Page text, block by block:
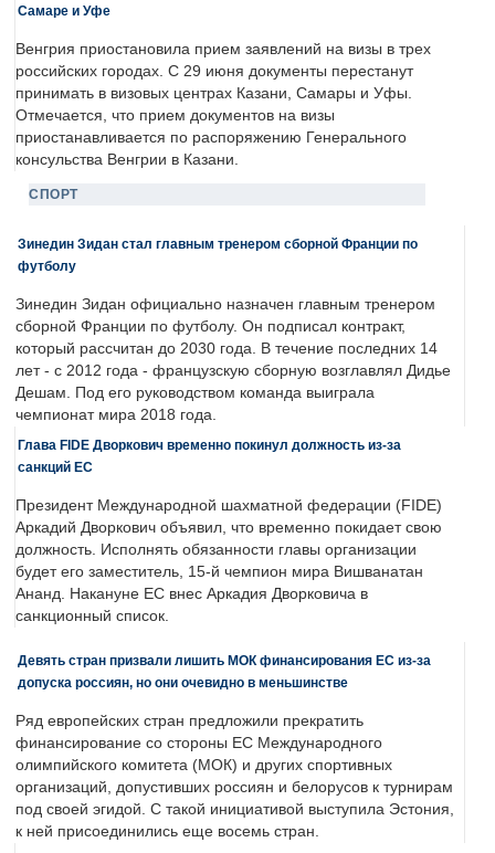
Самаре и Уфе
Венгрия приостановила прием заявлений на визы в трех
российских городах. С 29 июня документы перестанут
принимать в визовых центрах Казани, Самары и Уфы.
Отмечается, что прием документов на визы
приостанавливается по распоряжению Генерального
консульства Венгрии в Казани.
СПОРТ
Зинедин Зидан стал главным тренером сборной Франции по
футболу
Зинедин Зидан официально назначен главным тренером
сборной Франции по футболу. Он подписал контракт,
который рассчитан до 2030 года. В течение последних 14
лет - с 2012 года - французскую сборную возглавлял Дидье
Дешам. Под его руководством команда выиграла
чемпионат мира 2018 года.
Глава FIDE Дворкович временно покинул должность из-за
санкций ЕС
Президент Международной шахматной федерации (FIDE)
Аркадий Дворкович объявил, что временно покидает свою
должность. Исполнять обязанности главы организации
будет его заместитель, 15-й чемпион мира Вишванатан
Ананд. Накануне ЕС внес Аркадия Дворковича в
санкционный список.
Девять стран призвали лишить МОК финансирования ЕС из-за
допуска россиян, но они очевидно в меньшинстве
Ряд европейских стран предложили прекратить
финансирование со стороны ЕС Международного
олимпийского комитета (МОК) и других спортивных
организаций, допустивших россиян и белорусов к турнирам
под своей эгидой. С такой инициативой выступила Эстония,
к ней присоединились еще восемь стран.